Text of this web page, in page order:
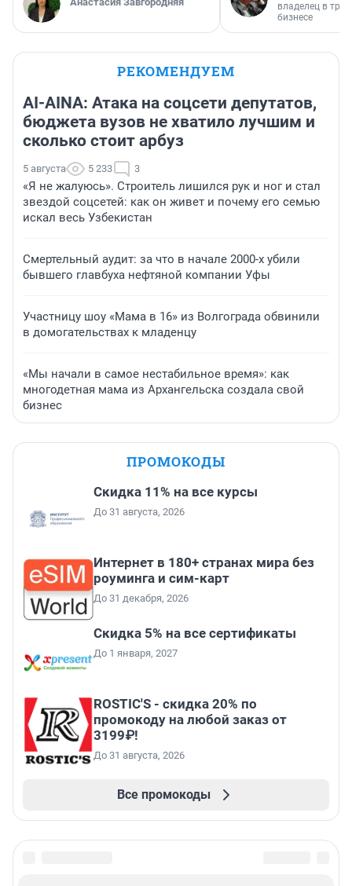
владелец в
бизнесе
РЕКОМЕНДУЕМ
AI-AINA: Атака на соцсети депутатов,
бюджета вузов не хватило лучшим и
сколько стоит арбуз
5 августа 5 233 3
«Я не жалуюсь». Строитель лишился рук и ног и стал
звездой соцсетей: как он живет и почему его семью
искал весь Узбекистан
Смертельный аудит: за что в начале 2000-х убили
бывшего главбуха нефтяной компании Уфы
Участницу шоу «Мама в 16» из Волгограда обвинили
в домогательствах к младенцу
«Мы начали в самое нестабильное время»: как
многодетная мама из Архангельска создала свой
бизнес
ПРОМОКОДЫ
Скидка 11% на все курсы
До 31 августа, 2026
Интернет в 180+ странах мира без
роуминга и сим-карт
До 31 декабря, 2026
Скидка 5% на все сертификаты
До 1 января, 2027
ROSTIC'S - скидка 20% по
промокоду на любой заказ от
3199₽!
До 31 августа, 2026
Все промокоды